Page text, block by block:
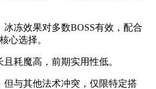
冻效果对多数BOSS有效，配合
心选择。
耗魔高，前期实用性低。
但与其他法术冲突，仅限特定搭